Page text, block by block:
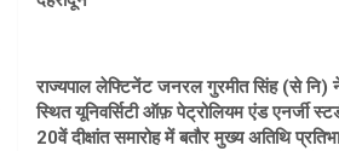
राज्यपाल लेफ्टिनेंट जनरल गुरमीत सिंह (से नि)
स्थित यूनिवर्सिटी ऑफ़ पेट्रोलियम एंड एनर्जी
20वें दीक्षांत समारोह में बतौर मुख्य अतिथि